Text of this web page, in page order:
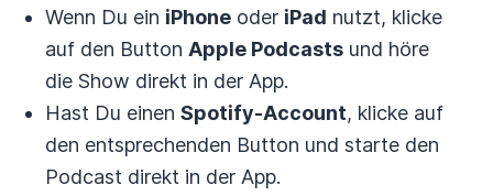
Wenn Du ein iPhone oder iPad nutzt, klicke
auf den Button Apple Podcasts und höre
die Show direkt in der App.
Hast Du einen Spotify-Account, klicke auf
den entsprechenden Button und starte den
Podcast direkt in der App.